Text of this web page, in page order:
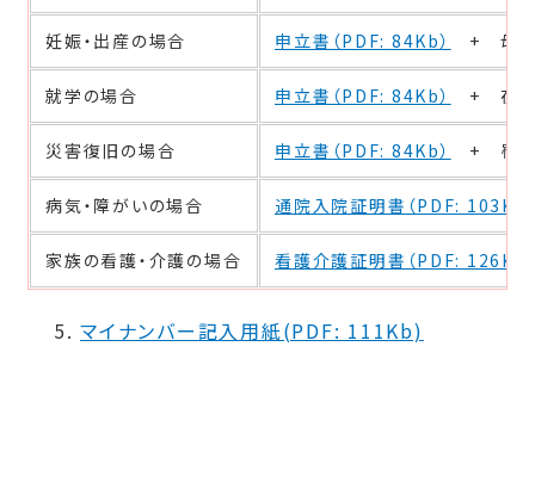
妊娠・出産の場合 申立書（PDF: 84Kb） + 母子
就学の場合 申立書（PDF: 84Kb） + 在学
災害復旧の場合 申立書（PDF: 84Kb） + 罹災
病気・障がいの場合 通院入院証明書（PDF: 103Kb
家族の看護・介護の場合 看護介護証明書（PDF: 126Kb
5.マイナンバー記入用紙(PDF: 111Kb)